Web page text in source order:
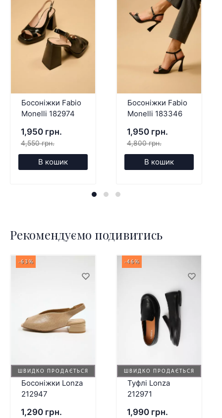
Босоніжки Fabio
Monelli 182974
1,950 грн.
4,550 грн.
В кошик
Босоніжки Fabio
Monelli 183346
1,950 грн.
4,800 грн.
В кошик
Рекомендуємо подивитись
ШВИДКО ПРОДАЄТЬСЯ
-63%
Босоніжки Lonza
212947
1,290 грн.
ШВИДКО ПРОДАЄТЬСЯ
-46%
Туфлі Lonza
212971
1,990 грн.